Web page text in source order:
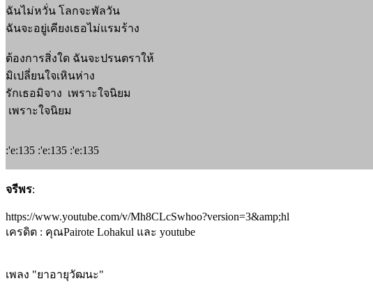
ฉันไม่หวั่น โลกจะพัลวัน
ฉันจะอยู่เคียงเธอไม่แรมร้าง
ต้องการสิ่งใด ฉันจะปรนตราให้
มิเปลี่ยนใจเหินห่าง
รักเธอมิจาง เพราะใจนิยม
เพราะใจนิยม
:'e:135 :'e:135 :'e:135
จรีพร:
https://www.youtube.com/v/Mh8CLcSwhoo?version=3&amp;hl
เครดิต : คุณPairote Lohakul และ youtube
เพลง "ยาอายุวัฒนะ"